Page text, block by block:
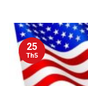
25
Th5